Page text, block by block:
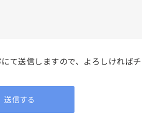
て送信しますので、よろしければチ